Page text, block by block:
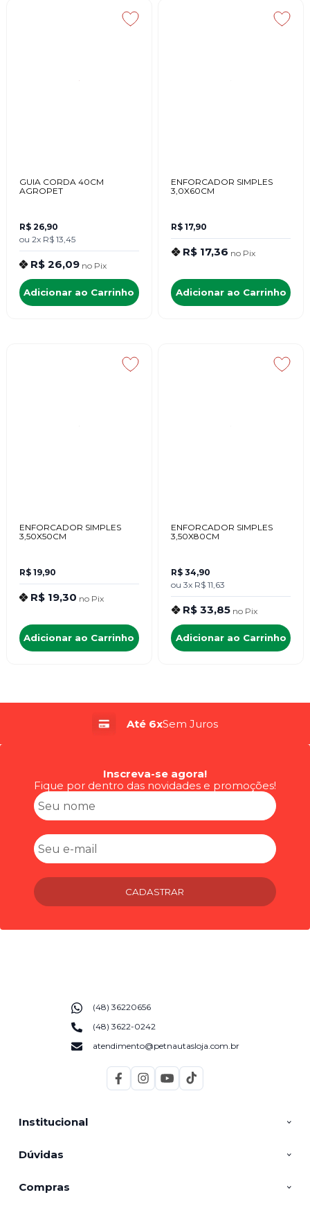
GUIA CORDA 40CM
AGROPET
R$ 26,90
ou 2x R$ 13,45
R$ 26,09 no Pix
Adicionar ao Carrinho
ENFORCADOR SIMPLES
3,0X60CM
R$ 17,90
R$ 17,36 no Pix
Adicionar ao Carrinho
ENFORCADOR SIMPLES
3,50X50CM
R$ 19,90
R$ 19,30 no Pix
Adicionar ao Carrinho
ENFORCADOR SIMPLES
3,50X80CM
R$ 34,90
ou 3x R$ 11,63
R$ 33,85 no Pix
Adicionar ao Carrinho
Até 6xSem Juros
Inscreva-se agora!
Fique por dentro das novidades e promoções!
CADASTRAR
Institucional
Dúvidas
Compras
(48) 36220656
(48) 3622-0242
atendimento@petnautasloja.com.br